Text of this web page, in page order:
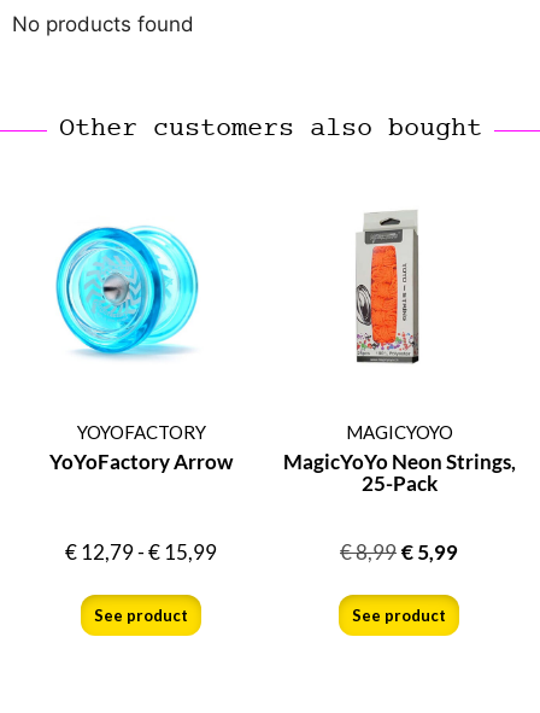
No products found
Other customers also bought
YOYOFACTORY
YoYoFactory Arrow
€12,79-€15,99
See product
MAGICYOYO
MagicYoYo Neon Strings,
25-Pack
€8,99€5,99
See product